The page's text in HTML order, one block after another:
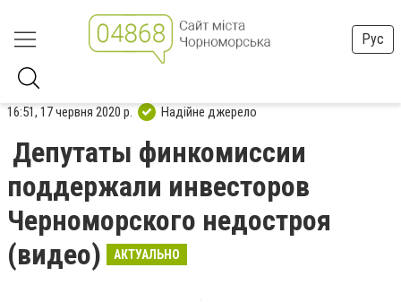
Рус
16:51, 17 червня 2020 р. Надійне джерело
Депутаты финкомиссии
поддержали инвесторов
Черноморского недостроя
(видео)
АКТУАЛЬНО